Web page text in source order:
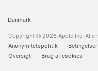
Danmark
Copyright © 2026 Apple Inc. Alle
Anonymitetspolitik
Oversigt
Brug af cookies